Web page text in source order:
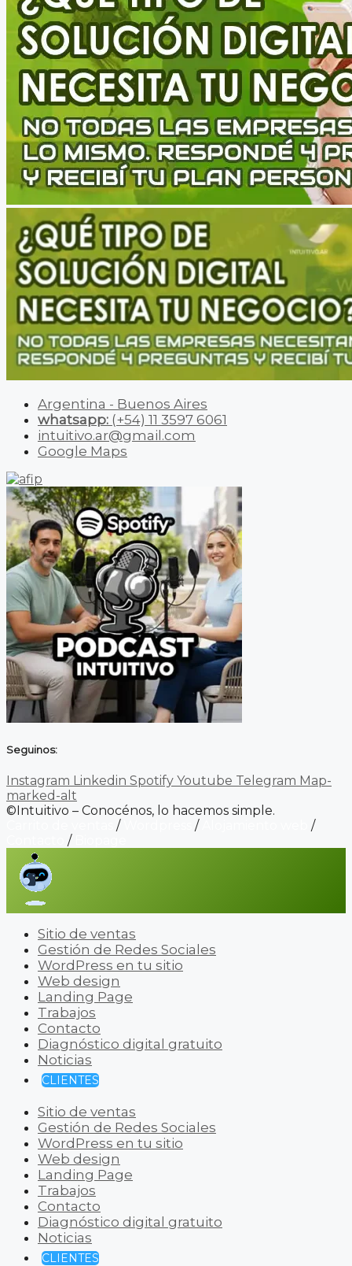
Argentina - Buenos Aires
whatsapp: (+54) 11 3597 6061
intuitivo.ar@gmail.com
Google Maps
Seguinos:
Instagram Linkedin Spotify Youtube Telegram Map-
marked-alt
©Intuitivo – Conocénos, lo hacemos simple.
/ /
/
/
Sitio de ventas
Gestión de Redes Sociales
WordPress en tu sitio
Web design
Landing Page
Trabajos
Contacto
Diagnóstico digital gratuito
Noticias
CLIENTES
Sitio de ventas
Gestión de Redes Sociales
WordPress en tu sitio
Web design
Landing Page
Trabajos
Contacto
Diagnóstico digital gratuito
Noticias
CLIENTES